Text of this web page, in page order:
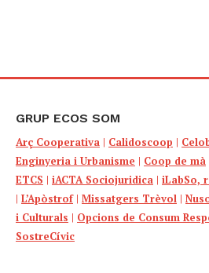
GRUP ECOS SOM
Arç Cooperativa | Calidoscoop |
Enginyeria i Urbanisme | Coop de mà
ETCS | iACTA Sociojuridica | iLabSo,
| L’Apòstrof| Missatgers Trèvol |
i Culturals | Opcions de Consum
SostreCívic